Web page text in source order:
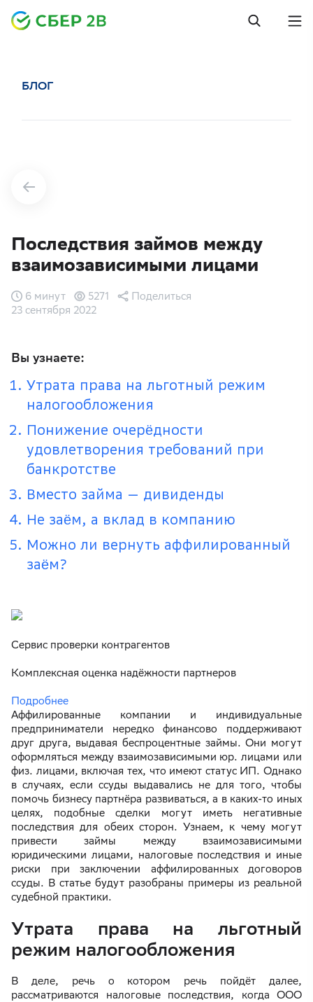
БЛОГ
Последствия займов между
взаимозависимыми лицами
23 сентября 2022
6 минут 5271 Поделиться
Вы узнаете:
Утрата права на льготный режим
налогообложения
Понижение очерёдности
удовлетворения требований при
банкротстве
Вместо займа — дивиденды
Не заём, а вклад в компанию
Можно ли вернуть аффилированный
заём?
Сервис проверки контрагентов
Комплексная оценка надёжности партнеров
Подробнее
Аффилированные компании и индивидуальные
предприниматели нередко финансово поддерживают
друг друга, выдавая беспроцентные займы. Они могут
оформляться между взаимозависимыми юр. лицами или
физ. лицами, включая тех, что имеют статус ИП. Однако
в случаях, если ссуды выдавались не для того, чтобы
помочь бизнесу партнёра развиваться, а в каких-то иных
целях, подобные сделки могут иметь негативные
последствия для обеих сторон. Узнаем, к чему могут
привести займы между взаимозависимыми
юридическими лицами, налоговые последствия и иные
риски при заключении аффилированных договоров
ссуды. В статье будут разобраны примеры из реальной
судебной практики.
Утрата права на льготный
режим налогообложения
В деле, речь о котором речь пойдёт далее,
рассматриваются налоговые последствия, когда ООО